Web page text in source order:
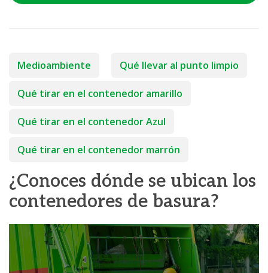
Medioambiente Qué llevar al punto limpio
Qué tirar en el contenedor amarillo
Qué tirar en el contenedor Azul
Qué tirar en el contenedor marrón
¿Conoces dónde se ubican los
contenedores de basura?